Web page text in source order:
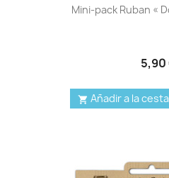
Mini-pack Ruban «
5,90
 Añadir a la cesta